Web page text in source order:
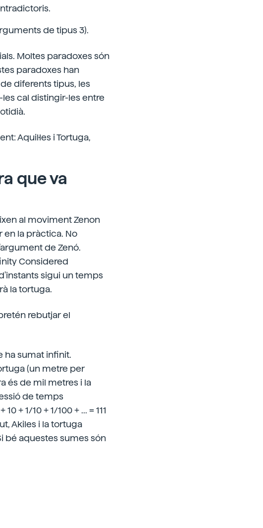
de tipus 3).
Moltes paradoxes són
paradoxes han
diferents tipus, les
cal distingir-les entre
Aquil·les i Tortuga,
que va
al moviment Zenon
en la pràctica. No
de Zenó.
Considered
sigui un temps
la tortuga.
rebutjar el
ha sumat infinit.
(un metre per
és de mil metres i la
de temps
+ 1/10 + 1/100 + ... = 111
Akiles i la tortuga
bé aquestes sumes són